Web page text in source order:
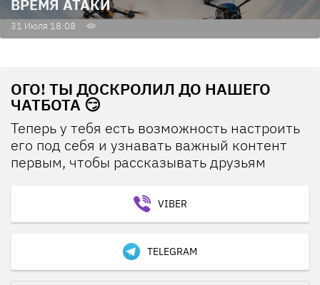
ВРЕМЯ АТАКИ
31 Июля 18:08
ОГО! ТЫ ДОСКРОЛИЛ ДО НАШЕГО
ЧАТБОТА 😏
Теперь у тебя есть возможность настроить
его под себя и узнавать важный контент
первым, чтобы рассказывать друзьям
VIBER
TELEGRAM